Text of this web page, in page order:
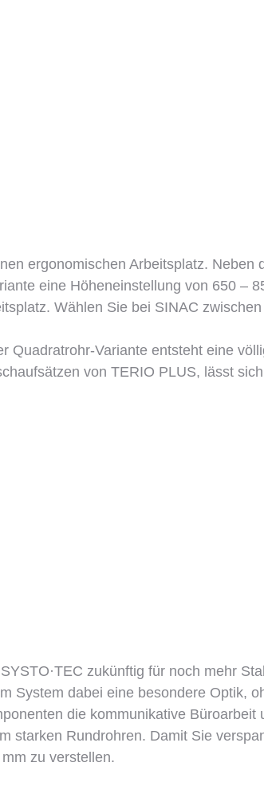
ergonomischen Arbeitsplatz.
eine Höheneinstellung von 650 –
Wählen Sie bei SINAC
Variante entsteht eine
von TERIO PLUS, lässt
zukünftig für noch mehr
System dabei eine besondere Optik,
die kommunikative
starken Rundrohren. Damit Sie
zu verstellen.